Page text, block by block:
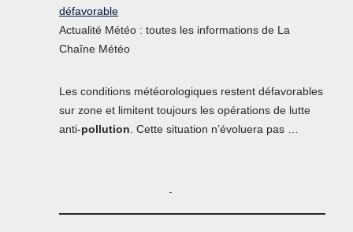
défavorable
Actualité Météo : toutes les informations de La
Chaîne Météo
Les conditions météorologiques restent défavorables
sur zone et limitent toujours les opérations de lutte
anti-pollution. Cette situation n’évoluera pas …